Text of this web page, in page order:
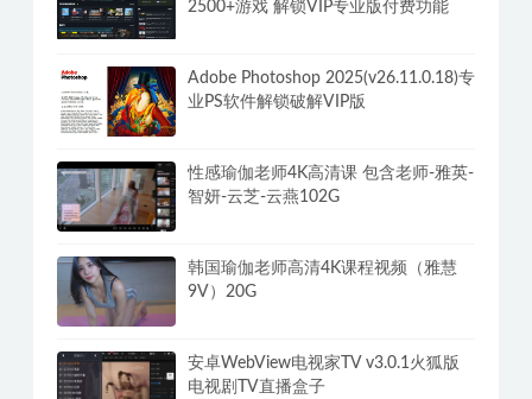
2500+游戏 解锁VIP专业版付费功能
Adobe Photoshop 2025(v26.11.0.18)专
业PS软件解锁破解VIP版
性感瑜伽老师4K高清课 包含老师-雅英-
智妍-云芝-云燕102G
韩国瑜伽老师高清4K课程视频（雅慧
9V）20G
安卓WebView电视家TV v3.0.1火狐版
电视剧TV直播盒子